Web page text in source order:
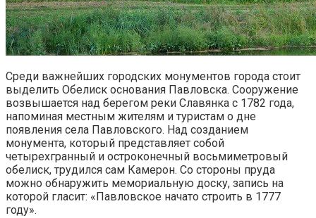
Среди важнейших городских монументов города стоит
выделить Обелиск основания Павловска. Сооружение
возвышается над берегом реки Славянка с 1782 года,
напоминая местным жителям и туристам о дне
появления села Павловского. Над созданием
монумента, который представляет собой
четырехгранный и остроконечный восьмиметровый
обелиск, трудился сам Камерон. Со стороны пруда
можно обнаружить мемориальную доску, запись на
которой гласит: «Павловское начато строить в 1777
году».